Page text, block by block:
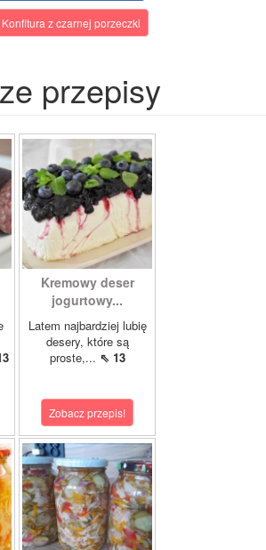
Konfitura z czarnej porzeczki
przepisy
Kremowy deser
jogurtowy...
Latem najbardziej lubię
desery, które są
proste,... ⇖ 13
Zobacz przepis!